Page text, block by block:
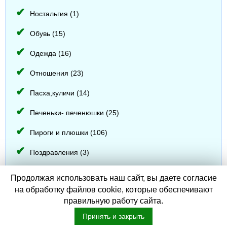
Ностальгия (1)
Обувь (15)
Одежда (16)
Отношения (23)
Пасха,куличи (14)
Печеньки- печенюшки (25)
Пироги и плюшки (106)
Поздравления (3)
Полезные советы (119)
Продолжая использовать наш сайт, вы даете согласие
на обработку файлов cookie, которые обеспечивают
правильную работу сайта.
Принять и закрыть